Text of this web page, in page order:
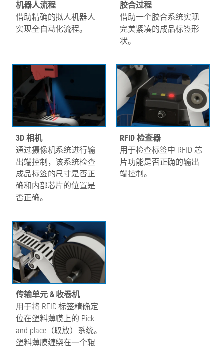
机器人流程
借助精确的拟人机器人
实现全自动化流程。
胶合过程
借助一个胶合系统实现
完美紧凑的成品标签形
状。
3D 相机
通过摄像机系统进行输
出端控制，该系统检查
成品标签的尺寸是否正
确和内部芯片的位置是
否正确。
RFID 检查器
用于检查标签中 RFID 芯
片功能是否正确的输出
端控制。
传输单元 & 收卷机
用于将 RFID 标签精确定
位在塑料薄膜上的 Pick-
and-place（取放）系统。
塑料薄膜缠绕在一个辊